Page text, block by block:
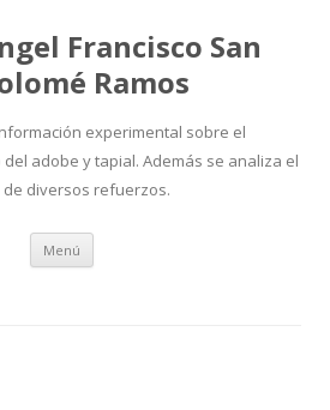
Francisco San
Ramos
experimental sobre el
adobe y tapial. Además se analiza el
de diversos refuerzos.
Menú Ir
contenido